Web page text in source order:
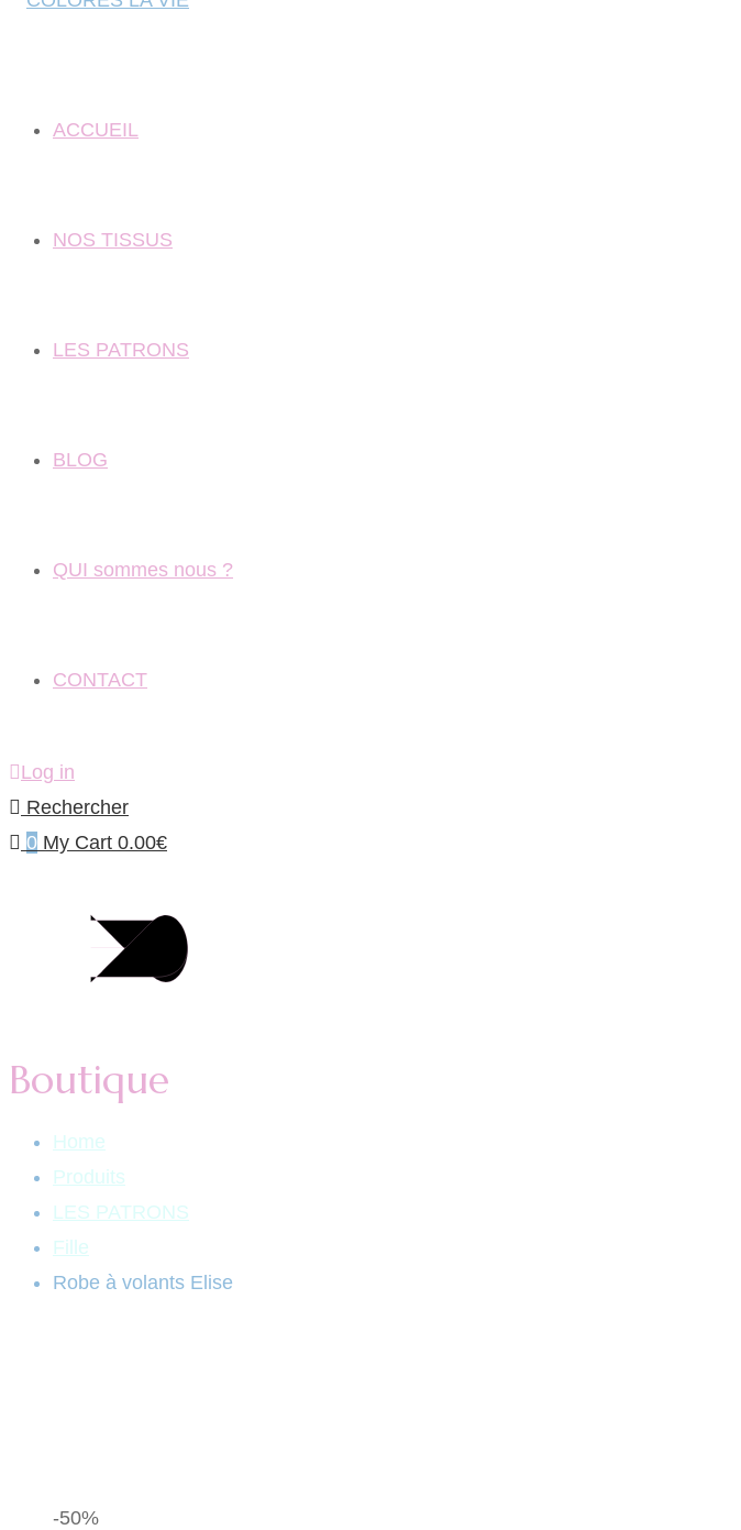
ACCUEIL
NOS TISSUS
LES PATRONS
BLOG
QUI sommes nous ?
CONTACT
Log in
Rechercher
0 My Cart 0.00€
Boutique
Home
Produits
LES PATRONS
Fille
Robe à volants Elise
-50%